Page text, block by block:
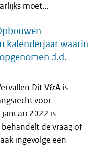
moet...
kalenderjaar waarin
d.d.
Dit V&A is
voor
januari 2022 is
de vraag of
ingevolge een